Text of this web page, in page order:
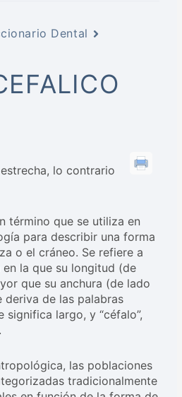
Dental
lo contrario
término que se utiliza en
para describir una forma
o el cráneo. Se refiere a
la que su longitud (de
que su anchura (de lado
deriva de las palabras
significa largo, y “céfalo”,
las poblaciones
tradicionalmente